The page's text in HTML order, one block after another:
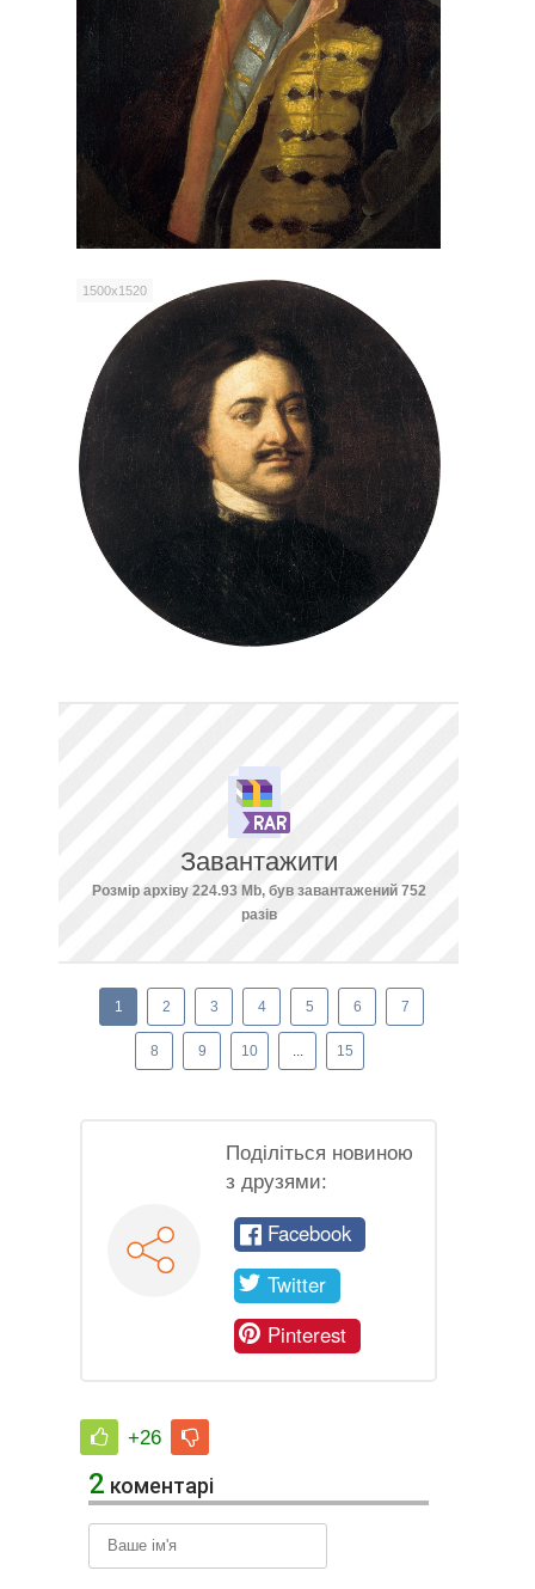
1500x1520
Завантажити
Розмір архіву 224.93 Mb, був завантажений 752
разів
1 2 3 4 5 6 7
8 9 10 ... 15
Поділіться новиною
з друзями:
Facebook
Twitter
Pinterest
+26
2 коментарі